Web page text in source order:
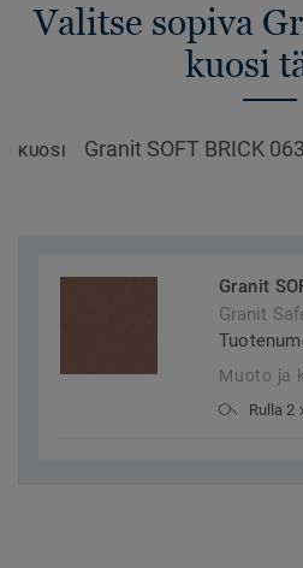
Valitse sopiva
kuosi
KUOSI Granit SOFT BRICK
Granit
Granit
Muoto ja
Rulla 2